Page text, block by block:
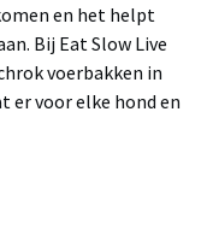
en het helpt
Bij Eat Slow Live
voerbakken in
er voor elke hond en